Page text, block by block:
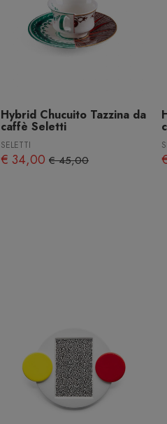
Hybrid Chucuito Tazzina da
caffè Seletti
SELETTI
€ 34,00 € 45,00